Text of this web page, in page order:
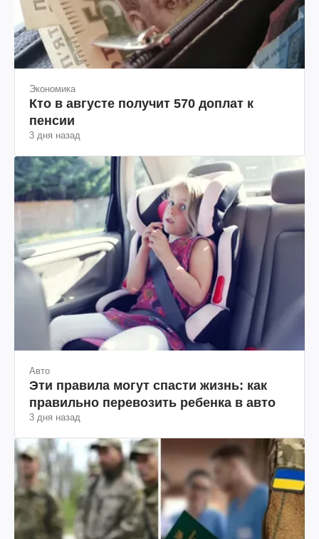
Экономика
Кто в августе получит 570 доплат к
пенсии
3 дня назад
Авто
Эти правила могут спасти жизнь: как
правильно перевозить ребенка в авто
3 дня назад